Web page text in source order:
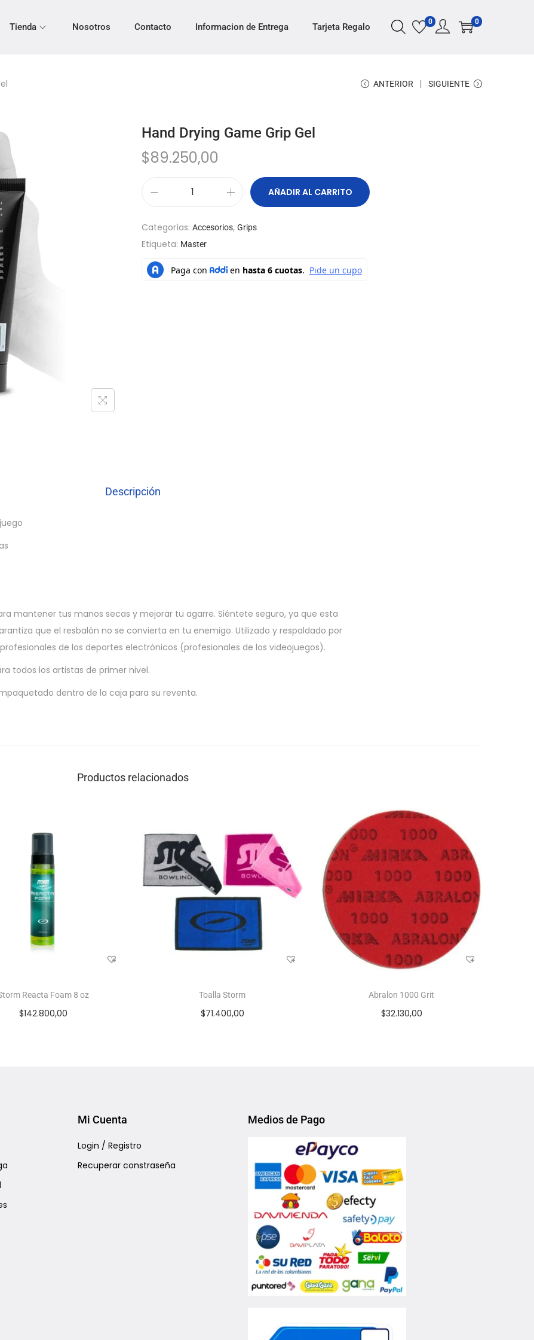
Tienda Nosotros Contacto Informacion de Entrega Tarjeta Regalo 0 0
ANTERIOR SIGUIENTE
Hand Drying Game Grip Gel
$89.250,00
AÑADIR AL CARRITO
Categorías: Accesorios, Grips
Etiqueta: Master
Descripción
mantener tus manos secas y mejorar tu agarre. Siéntete seguro, ya que esta
que el resbalón no se convierta en tu enemigo. Utilizado y respaldado por
de los deportes electrónicos (profesionales de los videojuegos).
todos los artistas de primer nivel.
dentro de la caja para su reventa.
Productos relacionados
Reacta Foam 8 oz
$142.800,00
Toalla Storm
$71.400,00
Abralon 1000 Grit
$32.130,00
Mi Cuenta
Login / Registro
Recuperar constraseña
Medios de Pago